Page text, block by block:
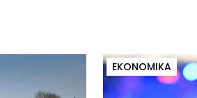
EKONOMIKA